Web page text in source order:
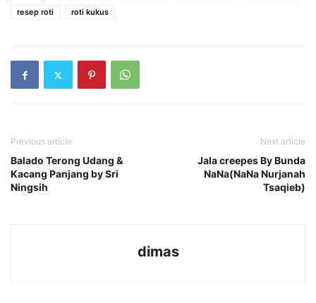
resep roti
roti kukus
Previous article
Balado Terong Udang &
Kacang Panjang by Sri
Ningsih
Next article
Jala creepes By Bunda
NaNa(NaNa Nurjanah
Tsaqieb)
dimas